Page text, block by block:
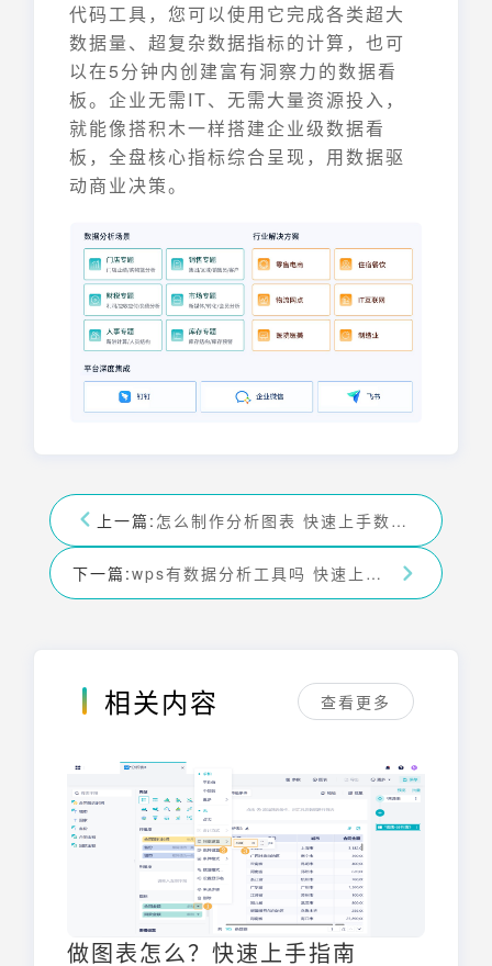
代码工具，您可以使用它完成各类超大
数据量、超复杂数据指标的计算，也可
以在5分钟内创建富有洞察力的数据看
板。企业无需IT、无需大量资源投入，
就能像搭积木一样搭建企业级数据看
板，全盘核心指标综合呈现，用数据驱
动商业决策。
上一篇: 怎么制作分析图表 快速上手数据可视化
下一篇: wps有数据分析工具吗 快速上手数据分析技巧
相关内容 查看更多
做图表怎么？快速上手指南